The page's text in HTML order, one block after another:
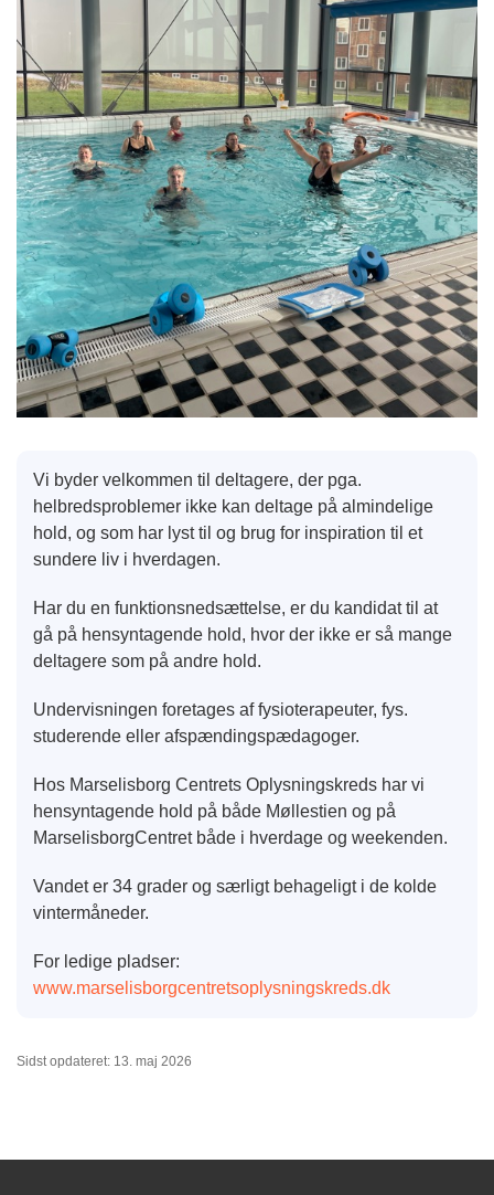
Vi byder velkommen til deltagere, der pga.
helbredsproblemer ikke kan deltage på almindelige
hold, og som har lyst til og brug for inspiration til et
sundere liv i hverdagen.
Har du en funktionsnedsættelse, er du kandidat til at
gå på hensyntagende hold, hvor der ikke er så mange
deltagere som på andre hold.
Undervisningen foretages af fysioterapeuter, fys.
studerende eller afspændingspædagoger.
Hos Marselisborg Centrets Oplysningskreds har vi
hensyntagende hold på både Møllestien og på
MarselisborgCentret både i hverdage og weekenden.
Vandet er 34 grader og særligt behageligt i de kolde
vintermåneder.
For ledige pladser:
www.marselisborgcentretsoplysningskreds.dk
Sidst opdateret: 13. maj 2026